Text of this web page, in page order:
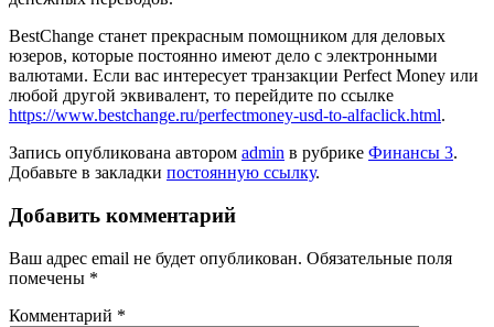
BestChange станет прекрасным помощником для деловых
юзеров, которые постоянно имеют дело с электронными
валютами. Если вас интересует транзакции Perfect Money или
любой другой эквивалент, то перейдите по ссылке
https://www.bestchange.ru/perfectmoney-usd-to-alfaclick.html.
Запись опубликована автором admin в рубрике Финансы 3.
Добавьте в закладки постоянную ссылку.
Добавить комментарий
Ваш адрес email не будет опубликован. Обязательные поля
помечены *
Комментарий *